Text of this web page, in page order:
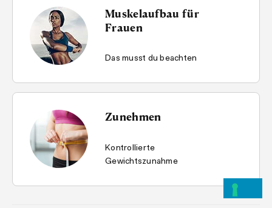
Muskelaufbau für
Frauen
Das musst du beachten
Zunehmen
Kontrollierte
Gewichtszunahme